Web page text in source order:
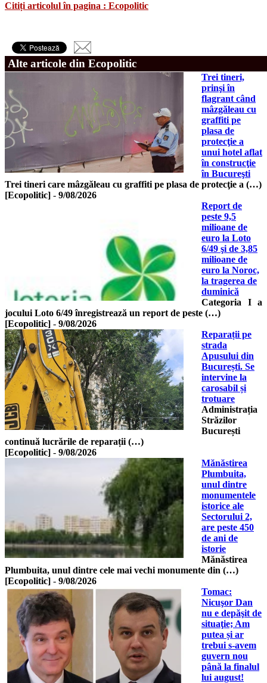
Citiți articolul în pagina : Ecopolitic
Alte articole din Ecopolitic
Trei tineri,
prinşi în
flagrant când
mâzgăleau cu
graffiti pe
plasa de
protecţie a
unui hotel aflat
în construcţie
în Bucureşti
Trei tineri care mâzgăleau cu graffiti pe plasa de protecţie a (…)
[Ecopolitic] - 9/08/2026
Report de
peste 9,5
milioane de
euro la Loto
6/49 şi de 3,85
milioane de
euro la Noroc,
la tragerea de
duminică
Categoria I a
jocului Loto 6/49 înregistrează un report de peste (…)
[Ecopolitic] - 9/08/2026
Reparații pe
strada
Apusului din
București. Se
intervine la
carosabil și
trotuare
Administrația
Străzilor
București
continuă lucrările de reparații (…)
[Ecopolitic] - 9/08/2026
Mănăstirea
Plumbuita,
unul dintre
monumentele
istorice ale
Sectorului 2,
are peste 450
de ani de
istorie
Mănăstirea
Plumbuita, unul dintre cele mai vechi monumente din (…)
[Ecopolitic] - 9/08/2026
Tomac:
Nicuşor Dan
nu e depăşit de
situaţie; Am
putea și ar
trebui s-avem
guvern nou
până la finalul
lui august!